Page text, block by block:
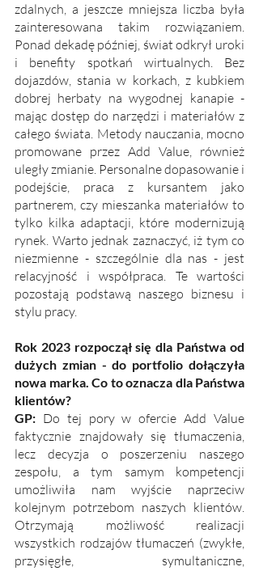
zdalnych, a jeszcze mniejsza liczba była
zainteresowana takim rozwiązaniem.
Ponad dekadę później, świat odkrył uroki
i benefity spotkań wirtualnych. Bez
dojazdów, stania w korkach, z kubkiem
dobrej herbaty na wygodnej kanapie -
mając dostęp do narzędzi i materiałów z
całego świata. Metody nauczania, mocno
promowane przez Add Value, również
uległy zmianie. Personalne dopasowanie i
podejście, praca z kursantem jako
partnerem, czy mieszanka materiałów to
tylko kilka adaptacji, które modernizują
rynek. Warto jednak zaznaczyć, iż tym co
niezmienne - szczególnie dla nas - jest
relacyjność i współpraca. Te wartości
pozostają podstawą naszego biznesu i
stylu pracy.
Rok 2023 rozpoczął się dla Państwa od
dużych zmian - do portfolio dołączyła
nowa marka. Co to oznacza dla Państwa
klientów?
GP: Do tej pory w ofercie Add Value
faktycznie znajdowały się tłumaczenia,
lecz decyzja o poszerzeniu naszego
zespołu, a tym samym kompetencji
umożliwiła nam wyjście naprzeciw
kolejnym potrzebom naszych klientów.
Otrzymają możliwość realizacji
wszystkich rodzajów tłumaczeń (zwykłe,
przysięgłe, symultaniczne,